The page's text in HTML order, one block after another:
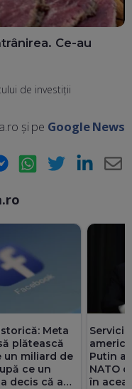
Ce-au
de investiții
și pe Google News
Messenger WhatsApp Twitter LinkedIn
Meta
plătească
un miliard de
ce un
decis că a
Putin
NATO
în